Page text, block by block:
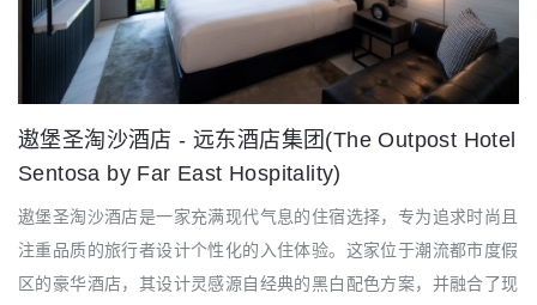
遨堡圣淘沙酒店 - 远东酒店集团(The Outpost Hotel
Sentosa by Far East Hospitality)
遨堡圣淘沙酒店是一家充满现代气息的住宿选择，专为追求时尚且
注重品质的旅行者设计个性化的入住体验。这家位于潮流都市度假
区的豪华酒店，其设计灵感源自经典的黑白配色方案，并融合了现